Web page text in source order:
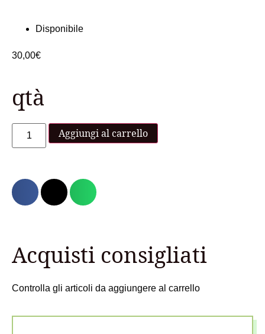
Disponibile
30,00€
qtà
Aggiungi al carrello
Acquisti consigliati
Controlla gli articoli da aggiungere al carrello